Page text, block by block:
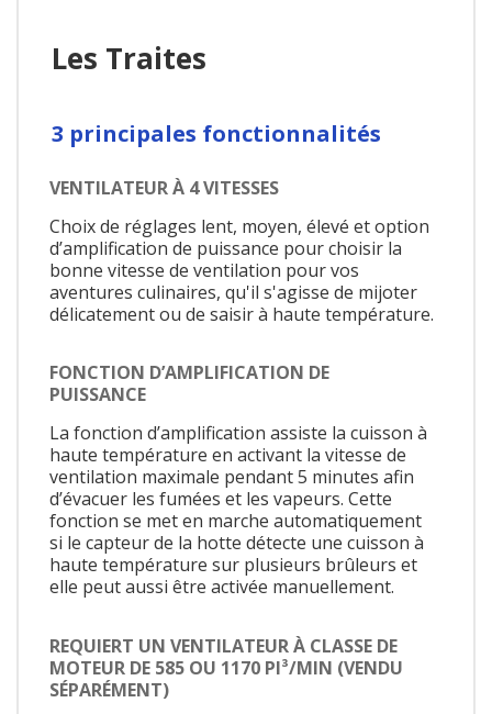
Les Traites
3 principales fonctionnalités
VENTILATEUR À 4 VITESSES
Choix de réglages lent, moyen, élevé et option
d’amplification de puissance pour choisir la
bonne vitesse de ventilation pour vos
aventures culinaires, qu'il s'agisse de mijoter
délicatement ou de saisir à haute température.
FONCTION D’AMPLIFICATION DE
PUISSANCE
La fonction d’amplification assiste la cuisson à
haute température en activant la vitesse de
ventilation maximale pendant 5 minutes afin
d’évacuer les fumées et les vapeurs. Cette
fonction se met en marche automatiquement
si le capteur de la hotte détecte une cuisson à
haute température sur plusieurs brûleurs et
elle peut aussi être activée manuellement.
REQUIERT UN VENTILATEUR À CLASSE DE
MOTEUR DE 585 OU 1170 PI³/MIN (VENDU
SÉPARÉMENT)